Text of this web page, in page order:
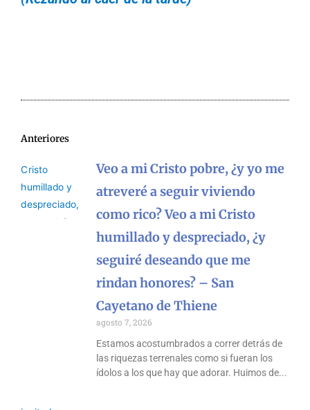
Anteriores
Veo a mi Cristo pobre, ¿y yo me
atreveré a seguir viviendo
como rico? Veo a mi Cristo
humillado y despreciado, ¿y
seguiré deseando que me
rindan honores? – San
Cayetano de Thiene
agosto 7, 2026
Estamos acostumbrados a correr detrás de
las riquezas terrenales como si fueran los
ídolos a los que hay que adorar. Huimos de